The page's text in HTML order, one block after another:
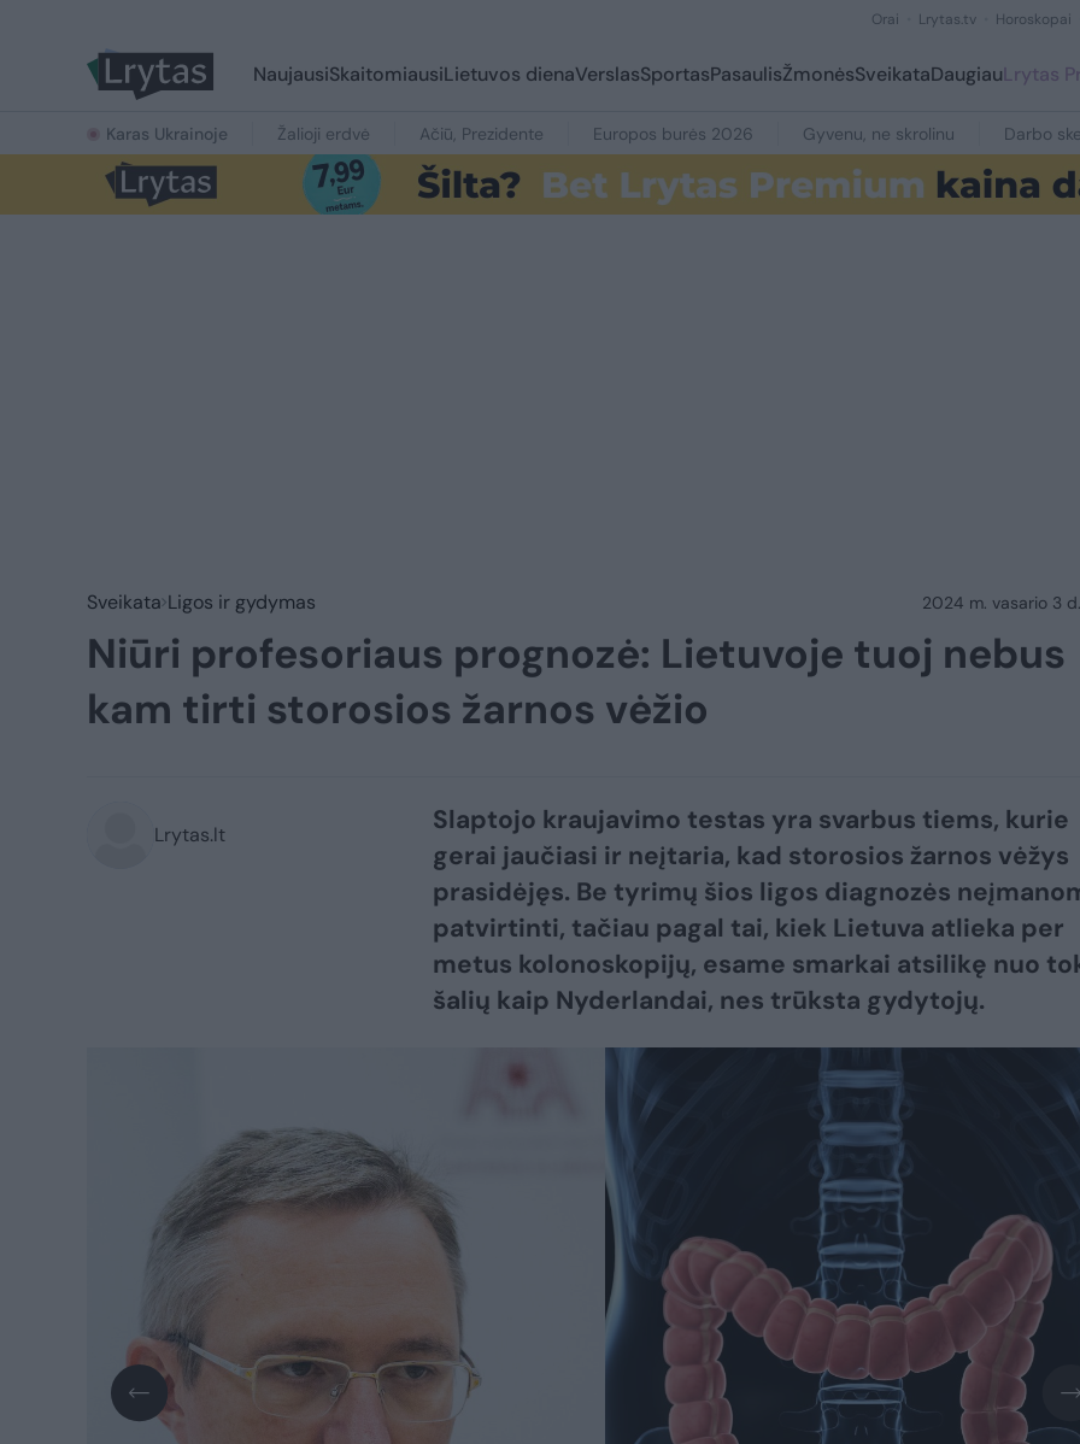
Orai Lrytas.tv Horoskopai
NaujausiSkaitomiausiLietuvos dienaVerslasSportasPasaulisŽmonėsSveikataDaugiauLrytas
Karas Ukrainoje Žalioji erdvė Ačiū, Prezidente Europos burės 2026 Gyvenu, ne skrolinu Darbo
Sveikata Ligos ir gydymas 2024 m. vasario 3
Niūri profesoriaus prognozė: Lietuvoje tuoj nebus
kam tirti storosios žarnos vėžio
Lrytas.lt
Slaptojo kraujavimo testas yra svarbus tiems, kurie
gerai jaučiasi ir neįtaria, kad storosios žarnos vėžys
prasidėjęs. Be tyrimų šios ligos diagnozės
patvirtinti, tačiau pagal tai, kiek Lietuva atlieka per
metus kolonoskopijų, esame smarkai atsilikę nuo
šalių kaip Nyderlandai, nes trūksta gydytojų.